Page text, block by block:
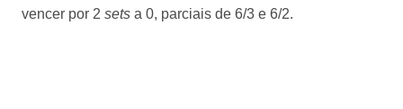
vencer por 2 sets a 0, parciais de 6/3 e 6/2.